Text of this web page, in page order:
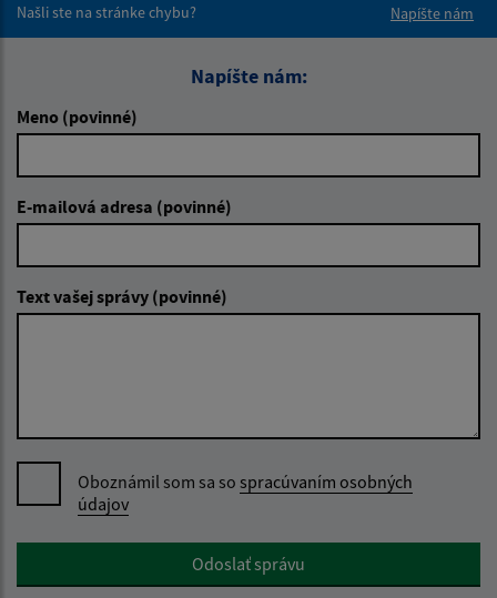
Našli ste na stránke chybu?
Napíšte nám
Napíšte nám:
Meno (povinné)
E-mailová adresa (povinné)
Text vašej správy (povinné)
Oboznámil som sa so spracúvaním osobných
údajov
Google reCaptcha ResponseOdoslať správu